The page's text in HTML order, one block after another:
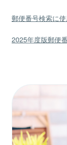
郵便番号検索に
2025年度版郵便